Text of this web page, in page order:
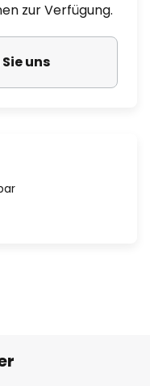
zur Verfügung.
uns